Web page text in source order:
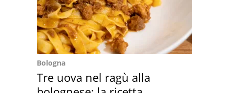
Bologna
Tre uova nel ragù alla